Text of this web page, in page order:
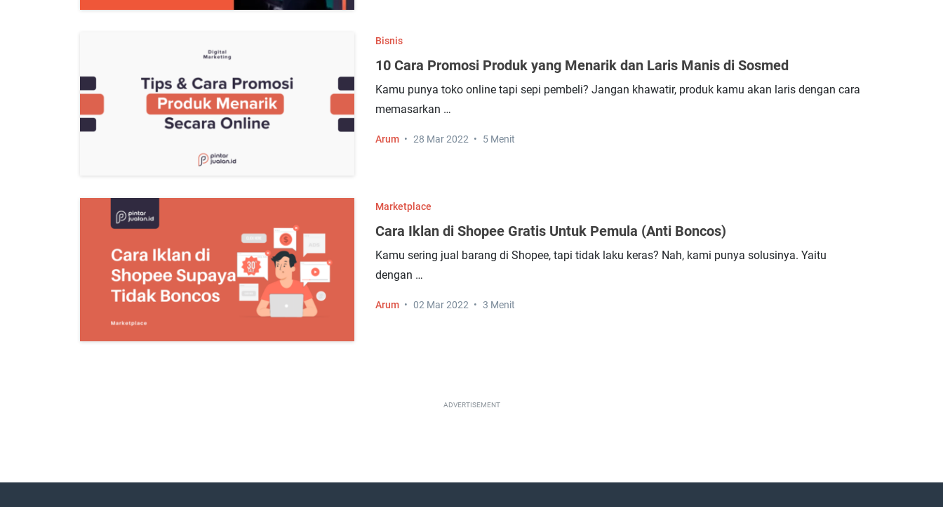
Bisnis
10 Cara Promosi Produk yang Menarik dan Laris Manis di Sosmed
Kamu punya toko online tapi sepi pembeli? Jangan khawatir, produk kamu akan laris dengan cara
memasarkan …
Arum 28 Mar 2022 5 Menit
Marketplace
Cara Iklan di Shopee Gratis Untuk Pemula (Anti Boncos)
Kamu sering jual barang di Shopee, tapi tidak laku keras? Nah, kami punya solusinya. Yaitu
dengan …
Arum 02 Mar 2022 3 Menit
ADVERTISEMENT